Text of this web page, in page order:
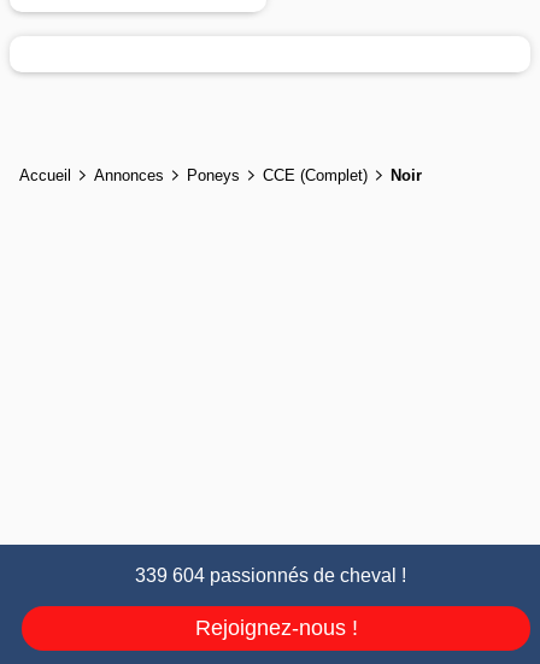
Accueil Annonces Poneys CCE (Complet) Noir
339 604 passionnés de cheval !
Rejoignez-nous !